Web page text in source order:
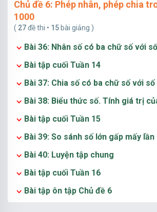
Chủ đề 6: Phép nhân, phép chia
1000
( 27đề thi • 15 bài giảng )
Bài 36: Nhân số có ba chữ số với
Bài tập cuối Tuần 14
Bài 37: Chia số có ba chữ số với
Bài 38: Biểu thức số. Tính giá trị
Bài tập cuối Tuần 15
Bài 39: So sánh số lớn gấp mấy lần
Bài 40: Luyện tập chung
Bài tập cuối Tuần 16
Bài tập ôn tập Chủ đề 6